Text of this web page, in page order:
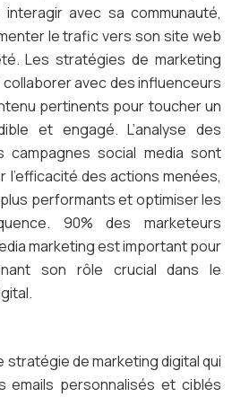
avec sa communauté,
le trafic vers son site web
Les stratégies de marketing
avec des influenceurs
pertinents pour toucher un
et engagé. L’analyse des
campagnes social media sont
des actions menées,
performants et optimiser les
90% des marketeurs
marketing est important pour
son rôle crucial dans le
stratégie de marketing digital qui
emails personnalisés et ciblés